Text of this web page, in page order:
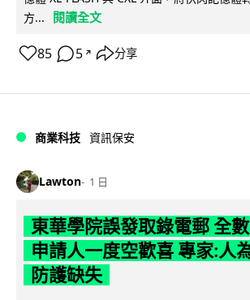
方...
閱讀全文
85 5 ↗ 分享
商業科技 資訊保安
Lawton 1 日
東華學院誤發取錄電郵 全
申請人一度空歡喜 專家:人
防護缺失